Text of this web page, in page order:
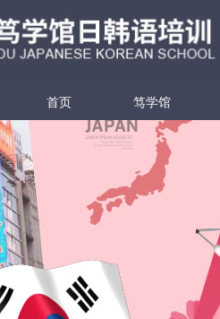
首页 笃学馆